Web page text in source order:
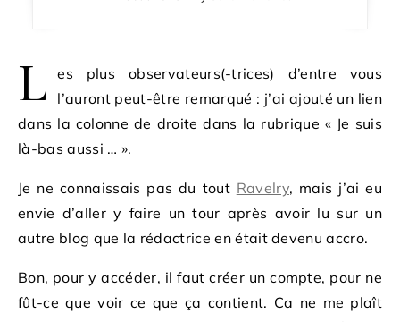
L
es plus observateurs(-trices) d’entre vous
l’auront peut-être remarqué : j’ai ajouté un lien
dans la colonne de droite dans la rubrique « Je suis
là-bas aussi … ».
Je ne connaissais pas du tout Ravelry, mais j’ai eu
envie d’aller y faire un tour après avoir lu sur un
autre blog que la rédactrice en était devenu accro.
Bon, pour y accéder, il faut créer un compte, pour ne
fût-ce que voir ce que ça contient. Ca ne me plaît